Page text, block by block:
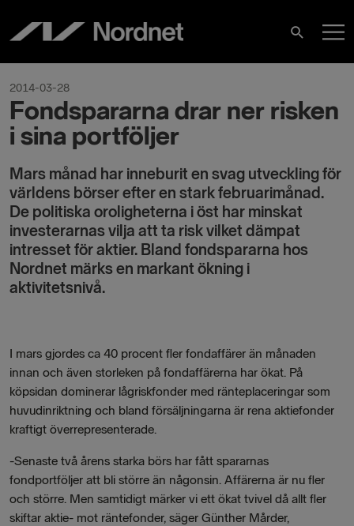
content
Search
2014-03-28
Fondspararna drar ner risken
i sina portföljer
Mars månad har inneburit en svag utveckling för
världens börser efter en stark februarimånad.
De politiska oroligheterna i öst har minskat
investerarnas vilja att ta risk vilket dämpat
intresset för aktier. Bland fondspararna hos
Nordnet märks en markant ökning i
aktivitetsnivå.
I mars gjordes ca 40 procent fler fondaffärer än månaden
innan och även storleken på fondaffärerna har ökat. På
köpsidan dominerar lågriskfonder med ränteplaceringar som
huvudinriktning och bland försäljningarna är rena aktiefonder
kraftigt överrepresenterade.
-Senaste två årens starka börs har fått spararnas
fondportföljer att bli större än någonsin. Affärerna är nu fler
och större. Men samtidigt märker vi ett ökat tvivel då allt fler
skiftar aktie- mot räntefonder, säger Günther Mårder,